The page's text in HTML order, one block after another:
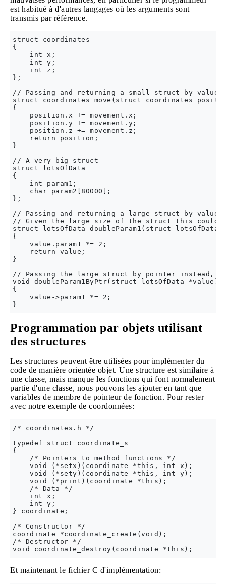
est habitué à d'autres langages où les arguments sont
transmis par référence.
struct coordinates
{
    int x;
    int y;
    int z;
};
// Passing and returning a small struct by
struct coordinates move(struct coordinates
{
    position.x += movement.x;
    position.y += movement.y;
    position.z += movement.z;
    return position;
}
// A very big struct
struct lotsOfData
{
    int param1;
    char param2[80000];
};
// Passing and returning a large struct by value,
// Given the large size of the struct this could
struct lotsOfData doubleParam1(struct lotsOfData
{
    value.param1 *= 2;
    return value;
}
// Passing the large struct by pointer instead,
void doubleParam1ByPtr(struct lotsOfData *value)
{
    value->param1 *= 2;
Programmation par objets utilisant
des structures
Les structures peuvent être utilisées pour implémenter du
code de manière orientée objet. Une structure est similaire à
une classe, mais manque les fonctions qui font normalement
partie d'une classe, nous pouvons les ajouter en tant que
variables de membre de pointeur de fonction. Pour rester
avec notre exemple de coordonnées:
/* coordinates.h */
typedef struct coordinate_s
{
    /* Pointers to method functions */
    void (*setx)(coordinate *this, int x);
    void (*sety)(coordinate *this, int y);
    void (*print)(coordinate *this);
    /* Data */
    int x;
    int y;
} coordinate;
/* Constructor */
coordinate *coordinate_create(void);
/* Destructor */
Et maintenant le fichier C d'implémentation: